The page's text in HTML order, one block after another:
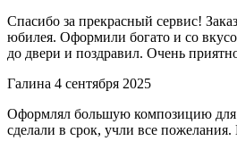
Спасибо за прекрасный сервис!
юбилея. Оформили богато и со
до двери и поздравил. Очень
Галина 4 сентября 2025
Оформлял большую композицию для
сделали в срок, учли все пожелания.